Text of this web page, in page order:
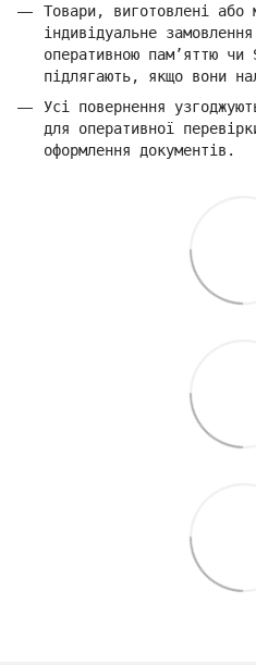
Товари, виготовлені або
індивідуальне
оперативною пам’яттю чи
підлягають, якщо вони
Усі повернення
для оперативної
оформлення документів.